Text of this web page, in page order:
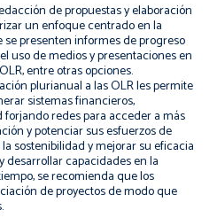
de propuestas y elaboración
un enfoque centrado en la
presenten informes de progreso
uso de medios y presentaciones en
entre otras opciones.
plurianual a las OLR les permite
sistemas financieros,
redes para acceder a más
y potenciar sus esfuerzos de
sostenibilidad y mejorar su eficacia
desarrollar capacidades en la
se recomienda que los
de proyectos de modo que